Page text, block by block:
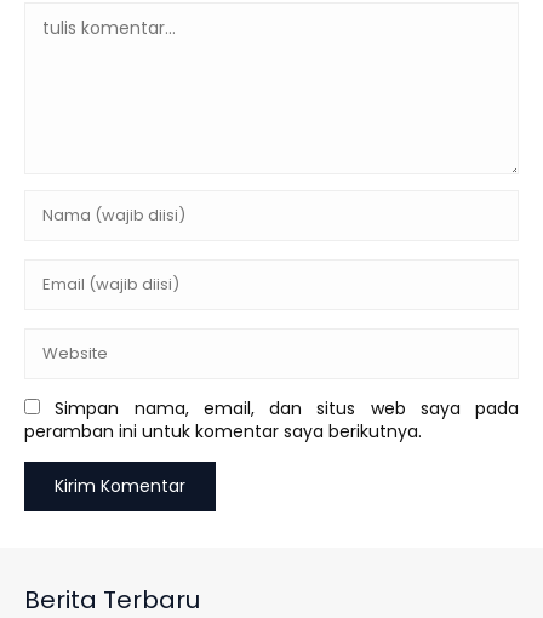
Simpan nama, email, dan situs web saya pada
peramban ini untuk komentar saya berikutnya.
Berita Terbaru